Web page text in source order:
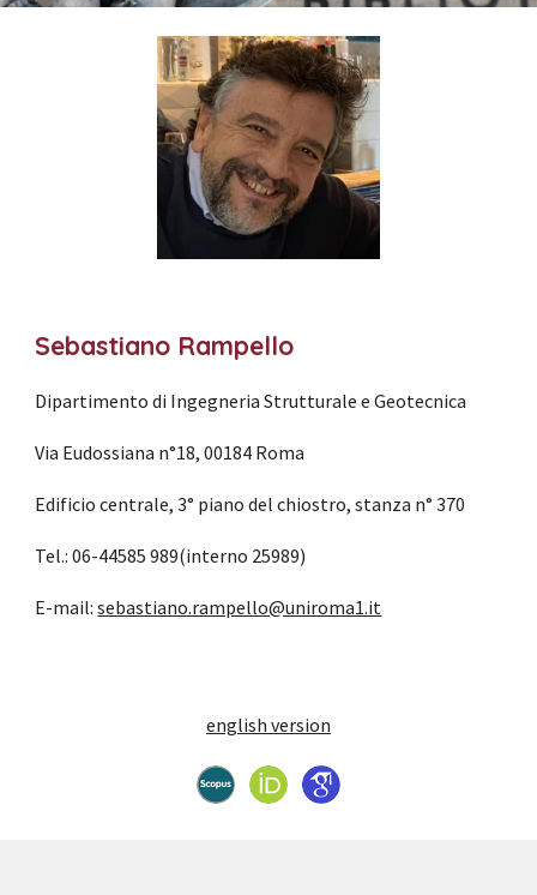
Sebastiano Rampello
Dipartimento di Ingegneria Strutturale e Geotecnica
Via Eudossiana n°18, 00184 Roma
Edificio centrale, 3° piano del chiostro, stanza n° 370
Tel.: 06-44585 989(interno 25989)
E-mail: sebastiano.rampello@uniroma1.it
english version